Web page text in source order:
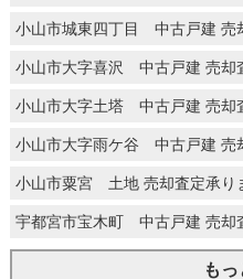
小山市城東四丁目 中古戸建 売
小山市大字喜沢 中古戸建 売却
小山市大字土塔 中古戸建 売却
小山市大字雨ケ谷 中古戸建 売
小山市粟宮 土地 売却査定承り
宇都宮市宝木町 中古戸建 売却
も